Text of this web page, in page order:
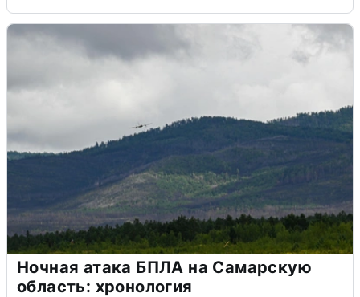
Ночная атака БПЛА на Самарскую
область: хронология